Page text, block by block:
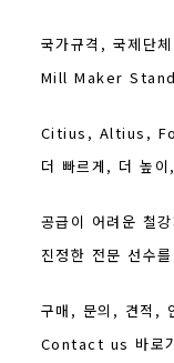
국가규격, 국제단
Mill Maker
Citius, Altius,
더 빠르게, 더 높
공급이 어려운 철
진정한 전문 선수
구매, 문의, 견적,
Contact us 바로